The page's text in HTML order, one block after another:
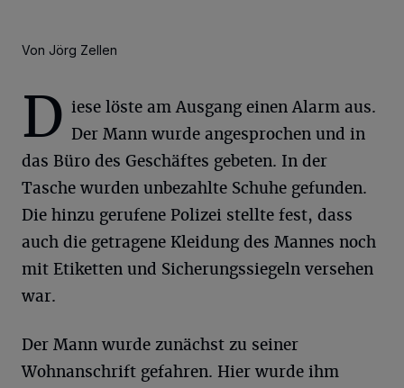
Von Jörg Zellen
D iese löste am Ausgang einen Alarm aus.
Der Mann wurde angesprochen und in
das Büro des Geschäftes gebeten. In der
Tasche wurden unbezahlte Schuhe gefunden.
Die hinzu gerufene Polizei stellte fest, dass
auch die getragene Kleidung des Mannes noch
mit Etiketten und Sicherungssiegeln versehen
war.
Der Mann wurde zunächst zu seiner
Wohnanschrift gefahren. Hier wurde ihm